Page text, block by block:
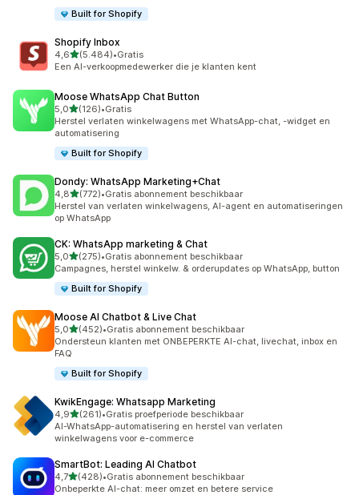
Built for Shopify
Shopify Inbox
4,6van 5 sterren
(5.484)
5484 recensies in totaal
•Gratis
Een AI-verkoopmedewerker die je klanten kent
Moose WhatsApp Chat Button
5,0van 5 sterren
(126)
126 recensies in totaal
•Gratis
Herstel verlaten winkelwagens met WhatsApp-chat, -widget en
automatisering
Built for Shopify
Dondy: WhatsApp Marketing+Chat
4,8van 5 sterren
(772)
772 recensies in totaal
•Gratis abonnement beschikbaar
Herstel van verlaten winkelwagens, AI-agent en automatiseringen
op WhatsApp
CK: WhatsApp marketing & Chat
5,0van 5 sterren
(275)
275 recensies in totaal
•Gratis abonnement beschikbaar
Campagnes, herstel winkelw. & orderupdates op WhatsApp, button
Built for Shopify
Moose AI Chatbot & Live Chat
5,0van 5 sterren
(452)
452 recensies in totaal
•Gratis abonnement beschikbaar
Ondersteun klanten met ONBEPERKTE AI-chat, livechat, inbox en
FAQ
Built for Shopify
KwikEngage: Whatsapp Marketing
4,9van 5 sterren
(261)
261 recensies in totaal
•Gratis proefperiode beschikbaar
AI-WhatsApp-automatisering en herstel van verlaten
winkelwagens voor e-commerce
SmartBot: Leading AI Chatbot
4,7van 5 sterren
(428)
428 recensies in totaal
•Gratis abonnement beschikbaar
Onbeperkte AI-chat: meer omzet en betere service